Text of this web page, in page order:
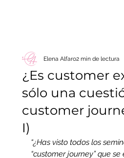
¿Es customer
sólo una
customer
I)
Elena Alfaro2 min de lectura
“¿Has visto todos los
“customer journey” que se